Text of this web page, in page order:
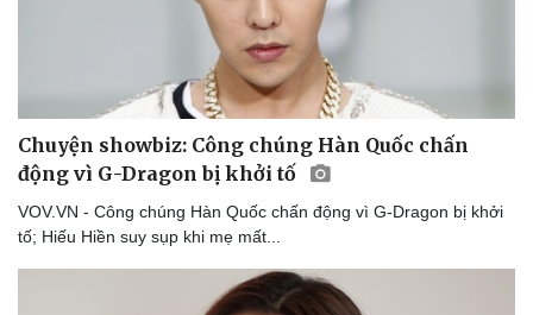
Chuyện showbiz: Công chúng Hàn Quốc chấn
động vì G-Dragon bị khởi tố
VOV.VN - Công chúng Hàn Quốc chấn động vì G-Dragon bị khởi
tố; Hiếu Hiền suy sụp khi mẹ mất...